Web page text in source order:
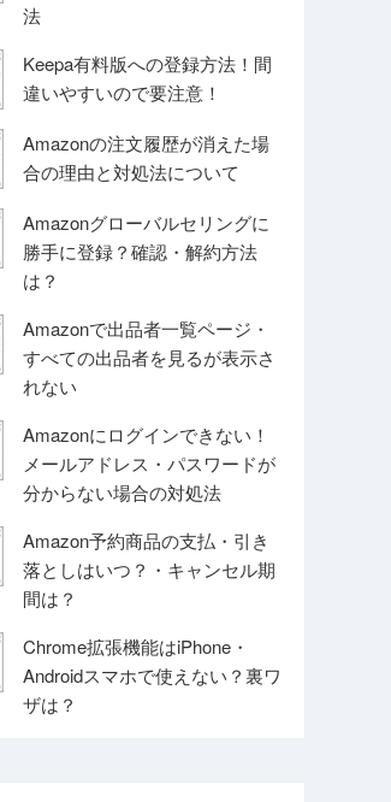
法
Keepa有料版への登録方法！間
違いやすいので要注意！
Amazonの注文履歴が消えた場
合の理由と対処法について
Amazonグローバルセリングに
勝手に登録？確認・解約方法
は？
Amazonで出品者一覧ページ・
すべての出品者を見るが表示さ
れない
Amazonにログインできない！
メールアドレス・パスワードが
分からない場合の対処法
Amazon予約商品の支払・引き
落としはいつ？・キャンセル期
間は？
Chrome拡張機能はiPhone・
Androidスマホで使えない？裏ワ
ザは？